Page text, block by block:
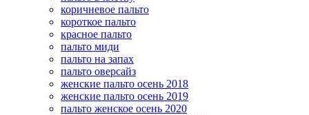
коричневое пальто
короткое пальто
красное пальто
пальто миди
пальто на запах
пальто оверсайз
женские пальто осень 2018
женские пальто осень 2019
пальто женское осень 2020